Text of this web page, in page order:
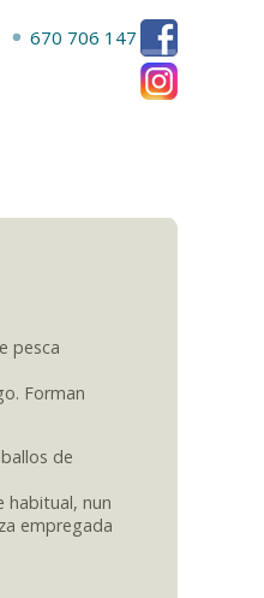
670 706 147
pesca
Forman
de
habitual, nun
empregada